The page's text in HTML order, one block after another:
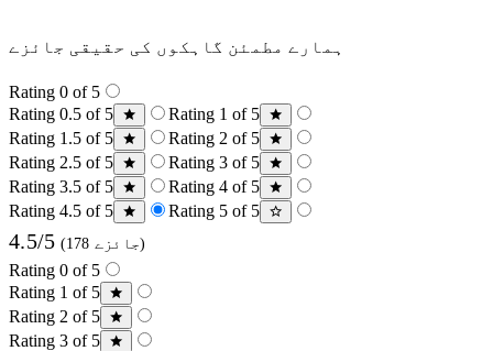
ہمارے مطمئن گاہکوں کی حقیقی جائزے
Rating 0 of 5
Rating 0.5 of 5
Rating 1 of 5
Rating 1.5 of 5
Rating 2 of 5
Rating 2.5 of 5
Rating 3 of 5
Rating 3.5 of 5
Rating 4 of 5
Rating 4.5 of 5
Rating 5 of 5
4.5/5 (178 جائزے)
Rating 0 of 5
Rating 1 of 5
Rating 2 of 5
Rating 3 of 5